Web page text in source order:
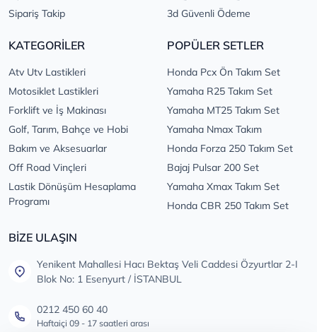
Sipariş Takip
3d Güvenli Ödeme
KATEGORİLER
Atv Utv Lastikleri
Motosiklet Lastikleri
Forklift ve İş Makinası
Golf, Tarım, Bahçe ve Hobi
Bakım ve Aksesuarlar
Off Road Vinçleri
Lastik Dönüşüm Hesaplama
Programı
POPÜLER SETLER
Honda Pcx Ön Takım Set
Yamaha R25 Takım Set
Yamaha MT25 Takım Set
Yamaha Nmax Takım
Honda Forza 250 Takım Set
Bajaj Pulsar 200 Set
Yamaha Xmax Takım Set
Honda CBR 250 Takım Set
BİZE ULAŞIN
Yenikent Mahallesi Hacı Bektaş Veli Caddesi Özyurtlar 2-I
Blok No: 1 Esenyurt / İSTANBUL
0212 450 60 40
Haftaiçi 09 - 17 saatleri arası